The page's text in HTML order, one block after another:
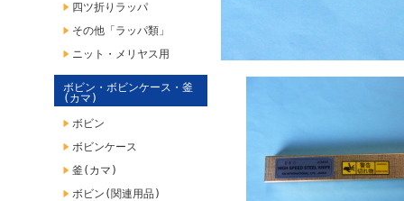
四ツ折りラッパ
その他「ラッパ類」
ニット・メリヤス用
ボビン・ボビンケース・釜
(カマ)
ボビン
ボビンケース
釜(カマ)
ボビン(関連用品)